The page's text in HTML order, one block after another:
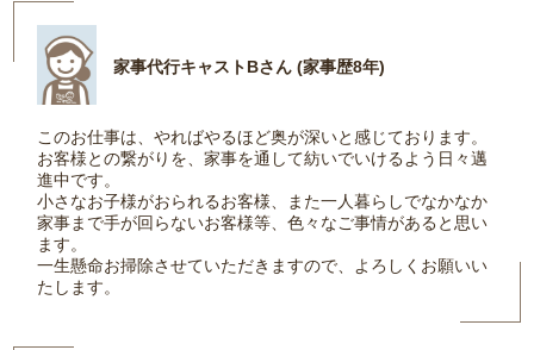
家事代行キャストBさん (家事歴8年)
このお仕事は、やればやるほど奥が深いと感じております。
お客様との繋がりを、家事を通して紡いでいけるよう日々邁
進中です。
小さなお子様がおられるお客様、また一人暮らしでなかなか
家事まで手が回らないお客様等、色々なご事情があると思い
ます。
一生懸命お掃除させていただきますので、よろしくお願いい
たします。